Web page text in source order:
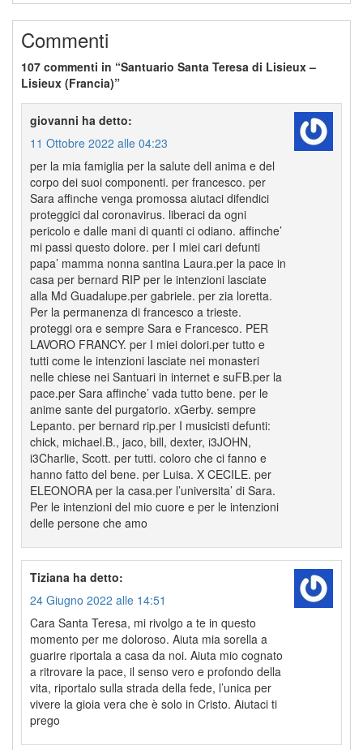
Commenti
107 commenti in “Santuario Santa Teresa di Lisieux –
Lisieux (Francia)”
giovanni ha detto:
11 Ottobre 2022 alle 04:23
per la mia famiglia per la salute dell anima e del
corpo dei suoi componenti. per francesco. per
Sara affinche venga promossa aiutaci difendici
proteggici dal coronavirus. liberaci da ogni
pericolo e dalle mani di quanti ci odiano. affinche’
mi passi questo dolore. per I miei cari defunti
papa’ mamma nonna santina Laura.per la pace in
casa per bernard RIP per le intenzioni lasciate
alla Md Guadalupe.per gabriele. per zia loretta.
Per la permanenza di francesco a trieste.
proteggi ora e sempre Sara e Francesco. PER
LAVORO FRANCY. per I miei dolori.per tutto e
tutti come le intenzioni lasciate nei monasteri
nelle chiese nei Santuari in internet e suFB.per la
pace.per Sara affinche’ vada tutto bene. per le
anime sante del purgatorio. xGerby. sempre
Lepanto. per bernard rip.per I musicisti defunti:
chick, michael.B., jaco, bill, dexter, i3JOHN,
i3Charlie, Scott. per tutti. coloro che ci fanno e
hanno fatto del bene. per Luisa. X CECILE. per
ELEONORA per la casa.per l’universita’ di Sara.
Per le intenzioni del mio cuore e per le intenzioni
delle persone che amo
Tiziana ha detto:
24 Giugno 2022 alle 14:51
Cara Santa Teresa, mi rivolgo a te in questo
momento per me doloroso. Aiuta mia sorella a
guarire riportala a casa da noi. Aiuta mio cognato
a ritrovare la pace, il senso vero e profondo della
vita, riportalo sulla strada della fede, l’unica per
vivere la gioia vera che è solo in Cristo. Aiutaci ti
prego